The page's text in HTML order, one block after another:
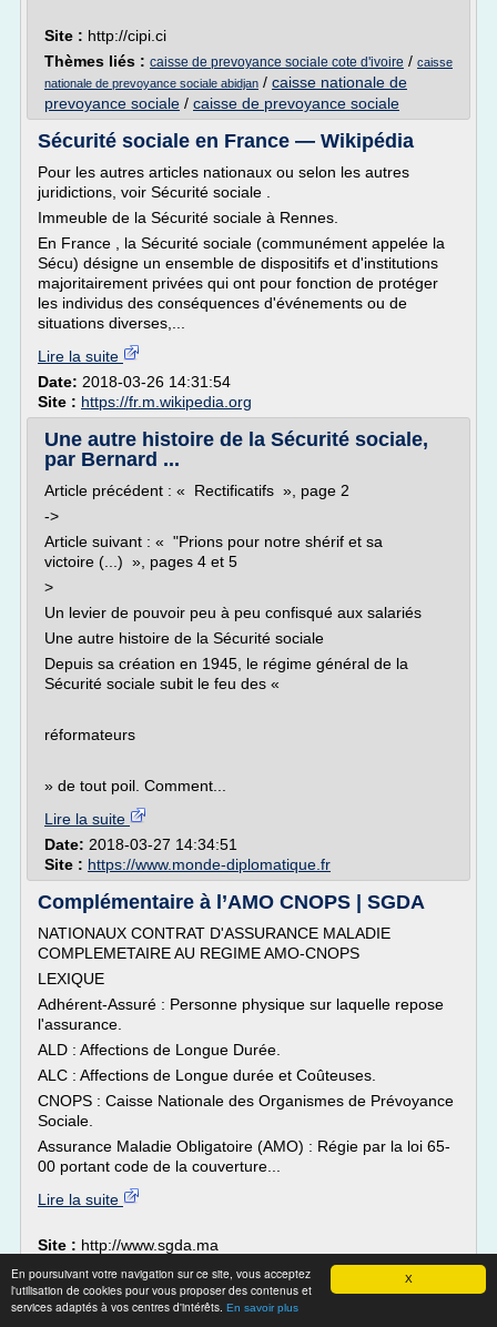
X
En poursuivant votre navigation sur ce site, vous acceptez
l'utilisation de cookies pour vous proposer des contenus et
services adaptés à vos centres d'intérêts. En savoir plus
Site : http://cipi.ci
Thèmes liés : caisse de prevoyance sociale cote d'ivoire / caisse
nationale de prevoyance sociale abidjan / caisse nationale de
prevoyance sociale / caisse de prevoyance sociale
Sécurité sociale en France — Wikipédia
Pour les autres articles nationaux ou selon les autres
juridictions, voir Sécurité sociale .
Immeuble de la Sécurité sociale à Rennes.
En France , la Sécurité sociale (communément appelée la
Sécu) désigne un ensemble de dispositifs et d'institutions
majoritairement privées qui ont pour fonction de protéger
les individus des conséquences d'événements ou de
situations diverses,...
Lire la suite
Date: 2018-03-26 14:31:54
Site : https://fr.m.wikipedia.org
Une autre histoire de la Sécurité sociale,
par Bernard ...
Article précédent : « Rectificatifs », page 2
->
Article suivant : « "Prions pour notre shérif et sa
victoire (...) », pages 4 et 5
>
Un levier de pouvoir peu à peu confisqué aux salariés
Une autre histoire de la Sécurité sociale
Depuis sa création en 1945, le régime général de la
Sécurité sociale subit le feu des «
réformateurs
» de tout poil. Comment...
Lire la suite
Date: 2018-03-27 14:34:51
Site : https://www.monde-diplomatique.fr
Complémentaire à l’AMO CNOPS | SGDA
NATIONAUX CONTRAT D'ASSURANCE MALADIE
COMPLEMETAIRE AU REGIME AMO-CNOPS
LEXIQUE
Adhérent-Assuré : Personne physique sur laquelle repose
l'assurance.
ALD : Affections de Longue Durée.
ALC : Affections de Longue durée et Coûteuses.
CNOPS : Caisse Nationale des Organismes de Prévoyance
Sociale.
Assurance Maladie Obligatoire (AMO) : Régie par la loi 65-
00 portant code de la couverture...
Lire la suite
Site : http://www.sgda.ma
Thèmes liés :l'organisme d'assurance maladie
maternite/le regime general de l'assurance
maladie/regime general de l assurance